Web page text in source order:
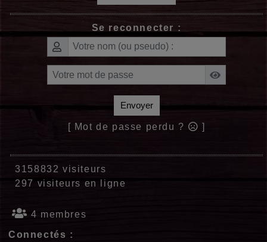
Se reconnecter :
Envoyer
[ Mot de passe perdu ? ]
3158832 visiteurs
297 visiteurs en ligne
4 membres
Connectés :